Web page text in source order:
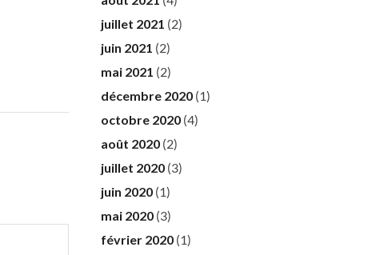
juillet 2021 (2)
juin 2021 (2)
mai 2021 (2)
décembre 2020(1)
octobre 2020(4)
août 2020(2)
juillet 2020(3)
juin 2020(1)
mai 2020(3)
février 2020(1)